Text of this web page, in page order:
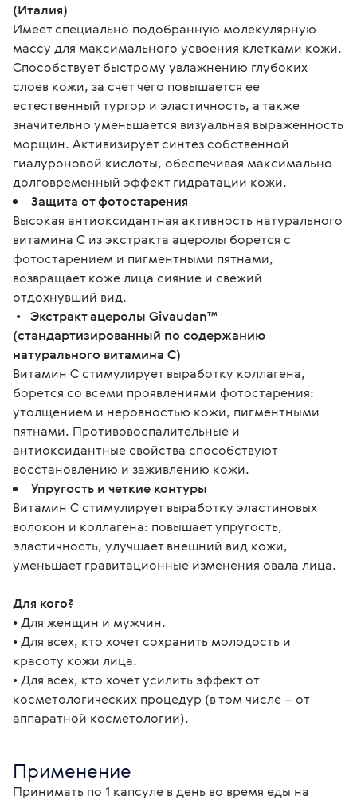
(Италия)
Имеет специально подобранную молекулярную
массу для максимального усвоения клетками кожи.
Способствует быстрому увлажнению глубоких
слоев кожи, за счет чего повышается ее
естественный тургор и эластичность, а также
значительно уменьшается визуальная выраженность
морщин. Активизирует синтез собственной
гиалуроновой кислоты, обеспечивая максимально
долговременный эффект гидратации кожи.
Защита от фотостарения
Высокая антиоксидантная активность натурального
витамина С из экстракта ацеролы борется с
фотостарением и пигментными пятнами,
возвращает коже лица сияние и свежий
отдохнувший вид.
• Экстракт ацеролы Givaudan™
(стандартизированный по содержанию
натурального витамина С)
Витамин С стимулирует выработку коллагена,
борется со всеми проявлениями фотостарения:
утолщением и неровностью кожи, пигментными
пятнами. Противовоспалительные и
антиоксидантные свойства способствуют
восстановлению и заживлению кожи.
Упругость и четкие контуры
Витамин С стимулирует выработку эластиновых
волокон и коллагена: повышает упругость,
эластичность, улучшает внешний вид кожи,
уменьшает гравитационные изменения овала лица.
Для кого?
• Для женщин и мужчин.
• Для всех, кто хочет сохранить молодость и
красоту кожи лица.
• Для всех, кто хочет усилить эффект от
косметологических процедур (в том числе – от
аппаратной косметологии).
Применение
Принимать по 1 капсуле в день во время еды на